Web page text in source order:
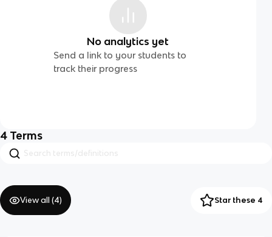
No analytics yet
Send a link to your students to
track their progress
4 Terms
View all (4) Star these 4